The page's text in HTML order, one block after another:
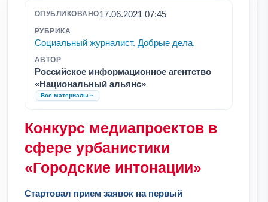
ОПУБЛИКОВАНО17.06.2021 07:45
РУБРИКА
Социальный журналист. Добрые дела.
АВТОР
Российское информационное агентство
«Национальный альянс»
Все материалы
Конкурс медиапроектов в
сфере урбанистики
«Городские интонации»
Стартовал прием заявок на первый